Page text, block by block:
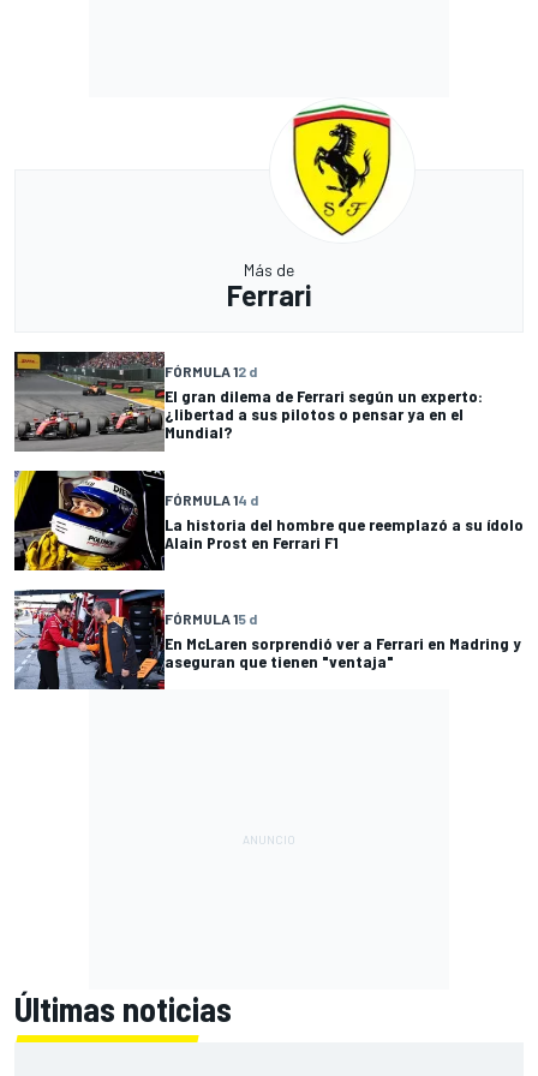
Más de
Ferrari
FÓRMULA 12 d
El gran dilema de Ferrari según un experto:
¿libertad a sus pilotos o pensar ya en el
Mundial?
FÓRMULA 14 d
La historia del hombre que reemplazó a su ídolo
Alain Prost en Ferrari F1
FÓRMULA 15 d
En McLaren sorprendió ver a Ferrari en Madring y
aseguran que tienen "ventaja"
Últimas noticias